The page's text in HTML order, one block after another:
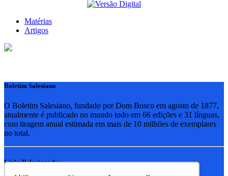
Matérias
Artigos
Boletim Salesiano
O Boletim Salesiano, fundado por Dom Bosco em agosto de 1877,
atualmente é publicado no mundo todo em 66 edições e 31 línguas,
com tiragem anual estimada em mais de 10 milhões de exemplares
no total.
Links Relacionados